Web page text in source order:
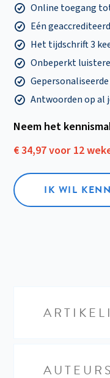
Online toegang
Eén
Het tijdschrift 3
Onbeperkt
Antwoorden op al
Neem het
€ 34,97 voor 12
IK WIL